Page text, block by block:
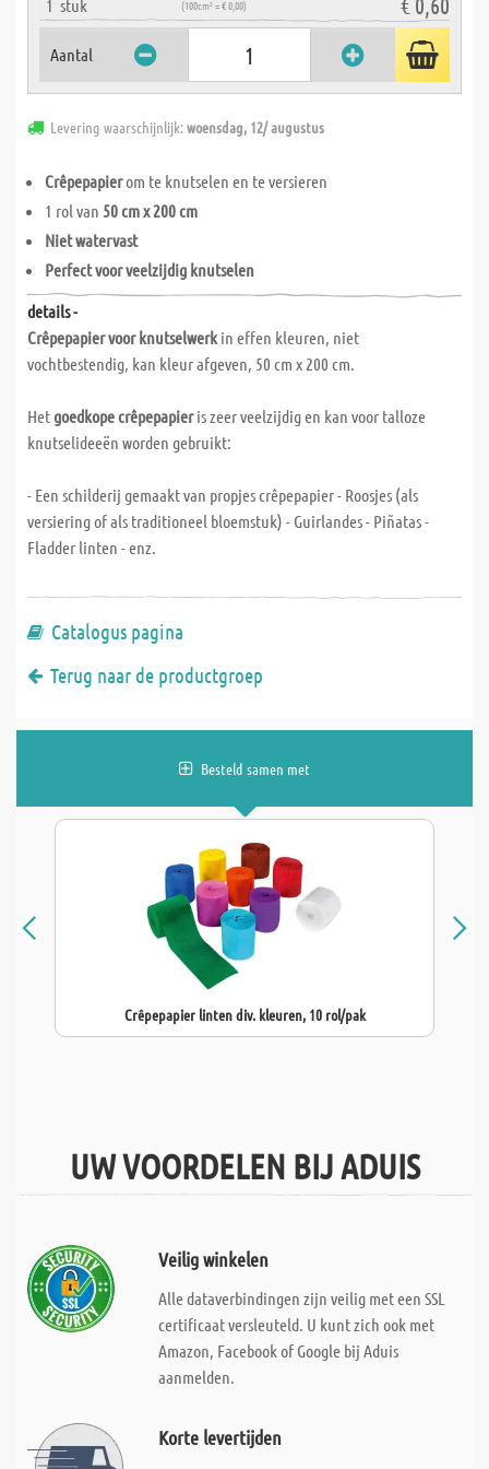
1 stuk (100cm² = € 0,00)
Aantal
Levering waarschijnlijk:woensdag, 12/ augustus
Crêpepapierom te knutselen en te versieren
1 rol van 50 cm x 200 cm
Niet watervast
Perfect voor veelzijdig knutselen
details -
Crêpepapier voor knutselwerk in effen kleuren, niet
vochtbestendig, kan kleur afgeven, 50 cm x 200 cm.
Hetgoedkope crêpepapieris zeer veelzijdig en kan voor talloze
knutselideeën worden gebruikt:
- Een schilderij gemaakt van propjes crêpepapier - Roosjes (als
versiering of als traditioneel bloemstuk) - Guirlandes - Piñatas -
Fladder linten - enz.
Catalogus pagina
Terug naar de productgroep
Besteld samen met
Crêpepapier linten div. kleuren, 10 rol/pak
UW VOORDELEN BIJ ADUIS
Veilig winkelen
Alle dataverbindingen zijn veilig met een SSL
certificaat versleuteld. U kunt zich ook met
Amazon, Facebook of Google bij Aduis
aanmelden.
Korte levertijden